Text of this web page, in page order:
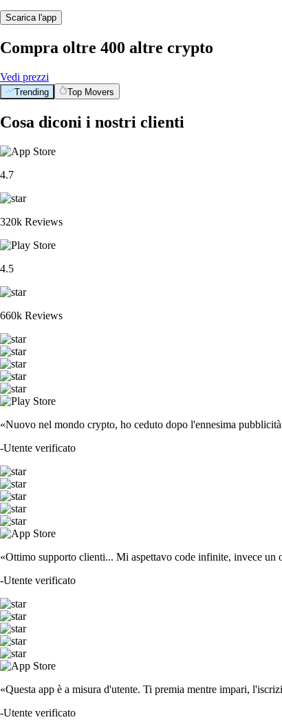
Scarica l'app
Compra oltre 400 altre crypto
Vedi prezzi
Trending Top Movers
Cosa diconi i nostri clienti
4.7
320k Reviews
4.5
660k Reviews
«Nuovo nel mondo crypto, ho ceduto dopo l'ennesima
-Utente verificato
«Ottimo supporto clienti... Mi aspettavo code infinite, invece un
-Utente verificato
«Questa app è a misura d'utente. Ti premia mentre impari,
-Utente verificato